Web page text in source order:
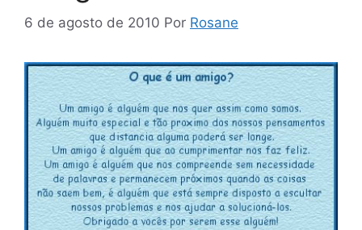
6 de agosto de 2010 Por Rosane